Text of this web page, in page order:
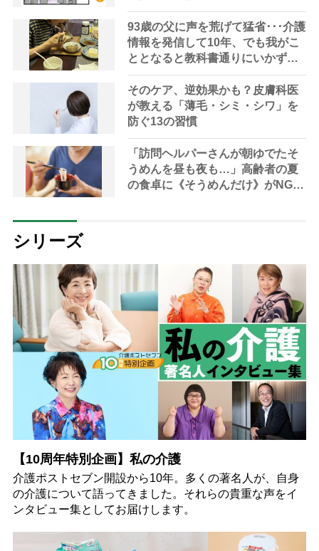
93歳の父に声を荒げて猛省･･･介護
情報を発信して10年、でも我がこ
ととなると教科書通りにいかずに
ため息「感情と理性の狭間で右往
左往する現実」
そのケア、逆効果かも？皮膚科医
が教える「薄毛・シミ・シワ」を
防ぐ13の習慣
「訪問ヘルパーさんが朝ゆでたそ
うめんを昼も夜も…」高齢者の夏
の食卓に《そうめんだけ》がNGな
シリーズ
【10周年特別企画】私の介護
介護ポストセブン開設から10年。多くの著名人が、自身
の介護について語ってきました。それらの貴重な声をイ
ンタビュー集としてお届けします。